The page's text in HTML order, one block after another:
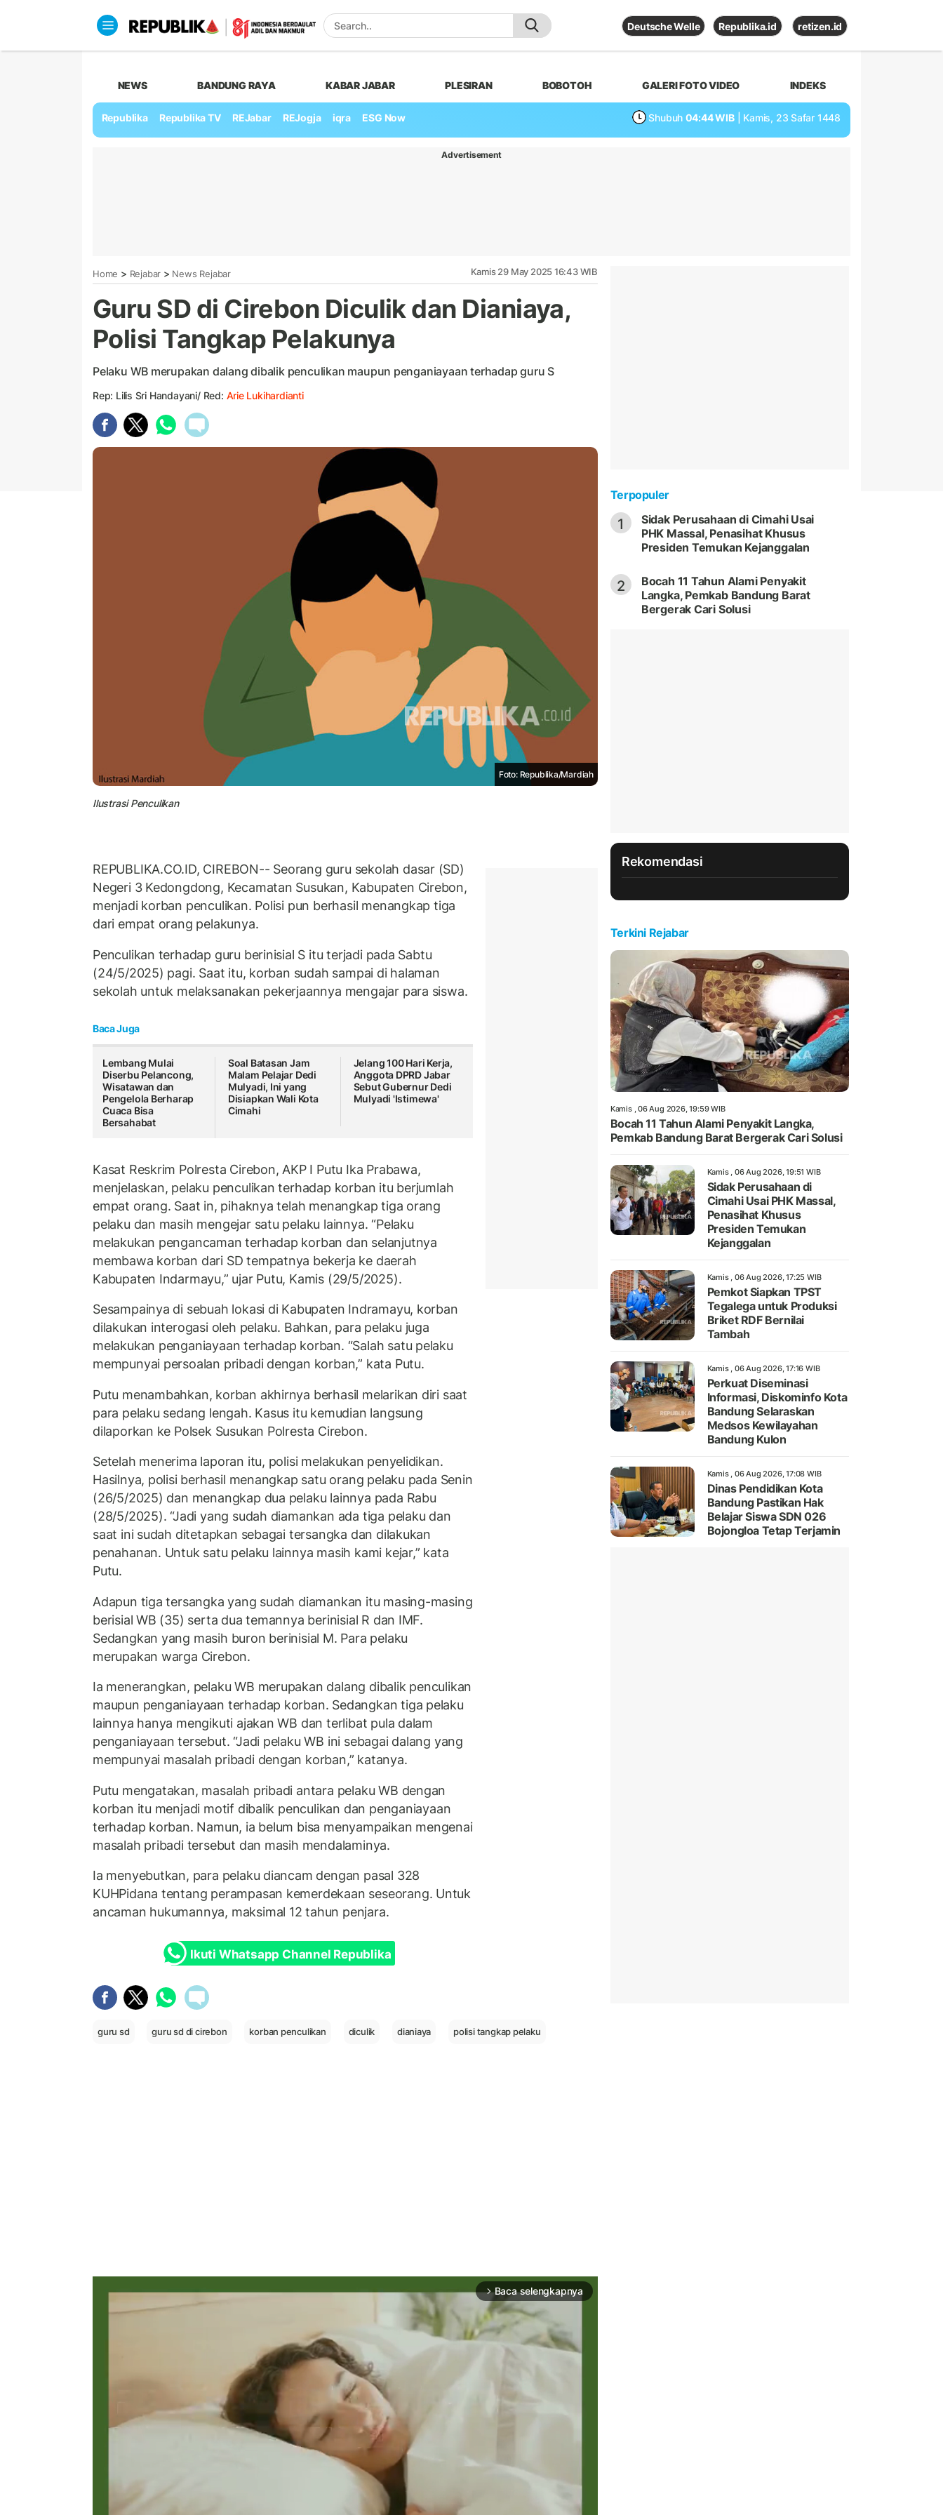
Deutsche Welle Republika.id retizen.id
NEWS BANDUNG RAYA KABAR JABAR PLESIRAN BOBOTOH GALERI FOTO VIDEO INDEKS
Republika Republika TV REJabar REJogja iqra ESG Now Shubuh 04:44 WIB | Kamis, 23 Safar 1448
Advertisement
Home > Rejabar > News Rejabar Kamis 29 May 2025 16:43 WIB
Guru SD di Cirebon Diculik dan Dianiaya,
Polisi Tangkap Pelakunya
Pelaku WB merupakan dalang dibalik penculikan maupun penganiayaan terhadap guru S
Rep: Lilis Sri Handayani/ Red: Arie Lukihardianti
Foto: Republika/Mardiah
Ilustrasi Penculikan
REPUBLIKA.CO.ID, CIREBON-- Seorang guru sekolah dasar (SD)
Negeri 3 Kedongdong, Kecamatan Susukan, Kabupaten Cirebon,
menjadi korban penculikan. Polisi pun berhasil menangkap tiga
dari empat orang pelakunya.
Penculikan terhadap guru berinisial S itu terjadi pada Sabtu
(24/5/2025) pagi. Saat itu, korban sudah sampai di halaman
sekolah untuk melaksanakan pekerjaannya mengajar para siswa.
Baca Juga
Lembang Mulai
Diserbu Pelancong,
Wisatawan dan
Pengelola Berharap
Cuaca Bisa
Bersahabat
Soal Batasan Jam
Malam Pelajar Dedi
Mulyadi, Ini yang
Disiapkan Wali Kota
Cimahi
Jelang 100 Hari Kerja,
Anggota DPRD Jabar
Sebut Gubernur Dedi
Mulyadi 'Istimewa'
Kasat Reskrim Polresta Cirebon, AKP I Putu Ika Prabawa,
menjelaskan, pelaku penculikan terhadap korban itu berjumlah
empat orang. Saat in, pihaknya telah menangkap tiga orang
pelaku dan masih mengejar satu pelaku lainnya. “Pelaku
melakukan pengancaman terhadap korban dan selanjutnya
membawa korban dari SD tempatnya bekerja ke daerah
Kabupaten Indarmayu,” ujar Putu, Kamis (29/5/2025).
Sesampainya di sebuah lokasi di Kabupaten Indramayu, korban
dilakukan interogasi oleh pelaku. Bahkan, para pelaku juga
melakukan penganiayaan terhadap korban. “Salah satu pelaku
mempunyai persoalan pribadi dengan korban,” kata Putu.
Putu menambahkan, korban akhirnya berhasil melarikan diri saat
para pelaku sedang lengah. Kasus itu kemudian langsung
dilaporkan ke Polsek Susukan Polresta Cirebon.
Setelah menerima laporan itu, polisi melakukan penyelidikan.
Hasilnya, polisi berhasil menangkap satu orang pelaku pada Senin
(26/5/2025) dan menangkap dua pelaku lainnya pada Rabu
(28/5/2025). “Jadi yang sudah diamankan ada tiga pelaku dan
saat ini sudah ditetapkan sebagai tersangka dan dilakukan
penahanan. Untuk satu pelaku lainnya masih kami kejar,” kata
Putu.
Adapun tiga tersangka yang sudah diamankan itu masing-masing
berisial WB (35) serta dua temannya berinisial R dan IMF.
Sedangkan yang masih buron berinisial M. Para pelaku
merupakan warga Cirebon.
Ia menerangkan, pelaku WB merupakan dalang dibalik penculikan
maupun penganiayaan terhadap korban. Sedangkan tiga pelaku
lainnya hanya mengikuti ajakan WB dan terlibat pula dalam
penganiayaan tersebut. “Jadi pelaku WB ini sebagai dalang yang
mempunyai masalah pribadi dengan korban,” katanya.
Putu mengatakan, masalah pribadi antara pelaku WB dengan
korban itu menjadi motif dibalik penculikan dan penganiayaan
terhadap korban. Namun, ia belum bisa menyampaikan mengenai
masalah pribadi tersebut dan masih mendalaminya.
Ia menyebutkan, para pelaku diancam dengan pasal 328
KUHPidana tentang perampasan kemerdekaan seseorang. Untuk
ancaman hukumannya, maksimal 12 tahun penjara.
Ikuti Whatsapp Channel Republika
guru sd guru sd di cirebon korban penculikan diculik dianiaya polisi tangkap pelaku
arrow_forward_ios Baca selengkapnya
Terpopuler
1
Sidak Perusahaan di Cimahi Usai
PHK Massal, Penasihat Khusus
Presiden Temukan Kejanggalan
2
Bocah 11 Tahun Alami Penyakit
Langka, Pemkab Bandung Barat
Bergerak Cari Solusi
Rekomendasi
Terkini Rejabar
Kamis , 06 Aug 2026, 19:59 WIB
Bocah 11 Tahun Alami Penyakit Langka,
Pemkab Bandung Barat Bergerak Cari Solusi
Kamis , 06 Aug 2026, 19:51 WIB
Sidak Perusahaan di
Cimahi Usai PHK Massal,
Penasihat Khusus
Presiden Temukan
Kejanggalan
Kamis , 06 Aug 2026, 17:25 WIB
Pemkot Siapkan TPST
Tegalega untuk Produksi
Briket RDF Bernilai
Tambah
Kamis , 06 Aug 2026, 17:16 WIB
Perkuat Diseminasi
Informasi, Diskominfo Kota
Bandung Selaraskan
Medsos Kewilayahan
Bandung Kulon
Kamis , 06 Aug 2026, 17:08 WIB
Dinas Pendidikan Kota
Bandung Pastikan Hak
Belajar Siswa SDN 026
Bojongloa Tetap Terjamin